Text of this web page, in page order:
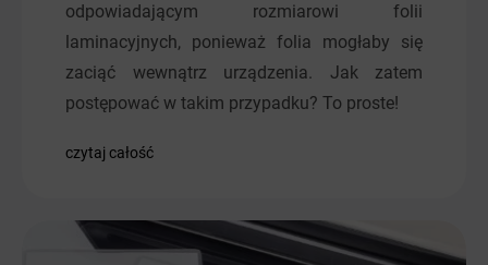
odpowiadającym rozmiarowi folii
laminacyjnych, ponieważ folia mogłaby się
zaciąć wewnątrz urządzenia. Jak zatem
postępować w takim przypadku? To proste!
czytaj całość